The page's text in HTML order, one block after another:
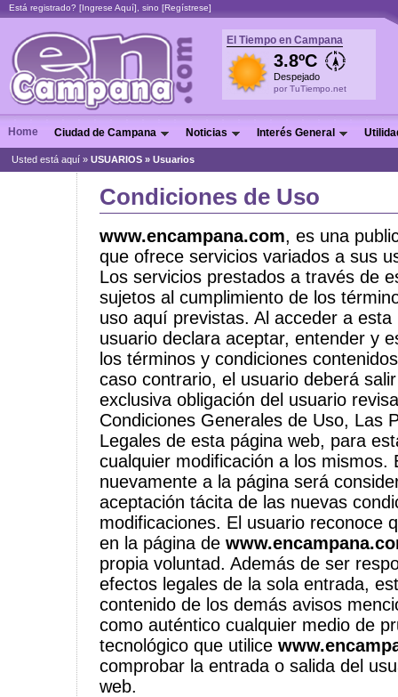
Está registrado? [Ingrese Aquí], sino [Regístrese]
El Tiempo en Campana
3.8ºC
Despejado
por TuTiempo.net
Home Ciudad de Campana Noticias Interés General
Usted está aquí » USUARIOS » Usuarios
Condiciones de Uso
www.encampana.com, es una
que ofrece servicios variados a sus
Los servicios prestados a través de
sujetos al cumplimiento de los
uso aquí previstas. Al acceder a esta
usuario declara aceptar, entender y
los términos y condiciones
caso contrario, el usuario deberá
exclusiva obligación del usuario
Condiciones Generales de Uso, Las
Legales de esta página web, para
cualquier modificación a los mismos.
nuevamente a la página será
aceptación tácita de las nuevas
modificaciones. El usuario reconoce
en la página de
propia voluntad. Además de ser
efectos legales de la sola entrada,
contenido de los demás avisos
como auténtico cualquier medio de
tecnológico que utilice
comprobar la entrada o salida del
web.